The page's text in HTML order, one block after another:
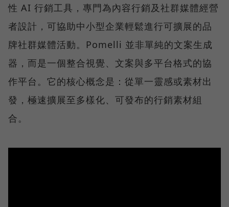
性 AI 行銷工具，專門為內容行銷及社群媒體經營
者設計，可協助中小型企業輕鬆進行可擴展的品
牌社群媒體活動。Pomelli 並非單純的文案生成
器，而是一個整合視覺、文案與多平台格式的協
作平台。它的核心概念是：從單一靈感或素材出
發，極速擴展至多樣化、可發布的行銷素材組
合。